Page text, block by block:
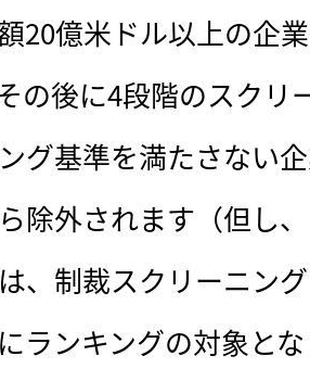
20億米ドル以上の企
の後に4段階のスクリ
グ基準を満たさない
除外されます（但し
、制裁スクリーニン
ランキングの対象と